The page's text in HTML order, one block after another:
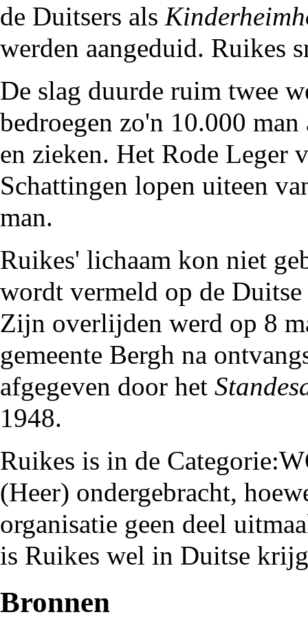
de Duitsers als
werden aangeduid. Ruikes
De slag duurde ruim twee
bedroegen zo'n 10.000
en zieken. Het Rode Leger
Schattingen lopen uiteen
man.
Ruikes' lichaam kon niet
wordt vermeld op de
Zijn overlijden werd op 8
gemeente Bergh na
afgegeven door het
1948.
Ruikes is in de
(Heer) ondergebracht,
organisatie geen deel
is Ruikes wel in Duitse
Bronnen